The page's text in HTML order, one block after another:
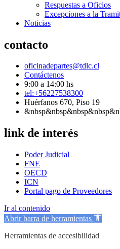
Respuestas a Oficios
Excepciones a la
Noticias
contacto
oficinadepartes@tdlc.cl
Contáctenos
9:00 a 14:00 hs
tel:+56227538300
Huérfanos 670, Piso 19
link de interés
Poder Judicial
FNE
OECD
ICN
Portal pago de Proveedores
Ir al contenido
Abrir barra de herramientas
Herramientas de accesibilidad